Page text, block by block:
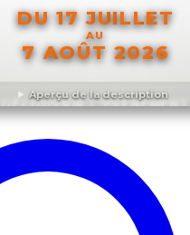
Aperçu de la description
DU 17 JUILLET
AU
7 AOÛT 2026
DÉCOUVRIR L'ÉVÉNEMENT